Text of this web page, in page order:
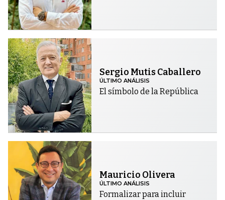
Sergio Mutis Caballero
ÚLTIMO ANÁLISIS
El símbolo de la República
Mauricio Olivera
ÚLTIMO ANÁLISIS
Formalizar para incluir